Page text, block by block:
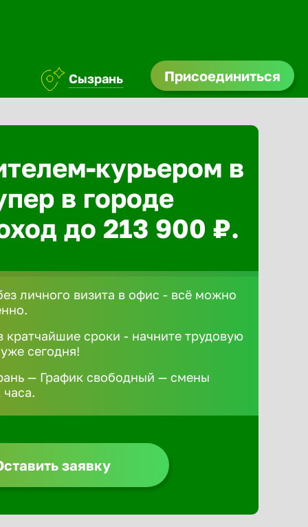
Сызрань Присоединиться
курьером в
в городе
до 213 900 ₽.
личного визита в офис - всё можно
сроки - начните трудовую
сегодня!
— График свободный — смены
заявку